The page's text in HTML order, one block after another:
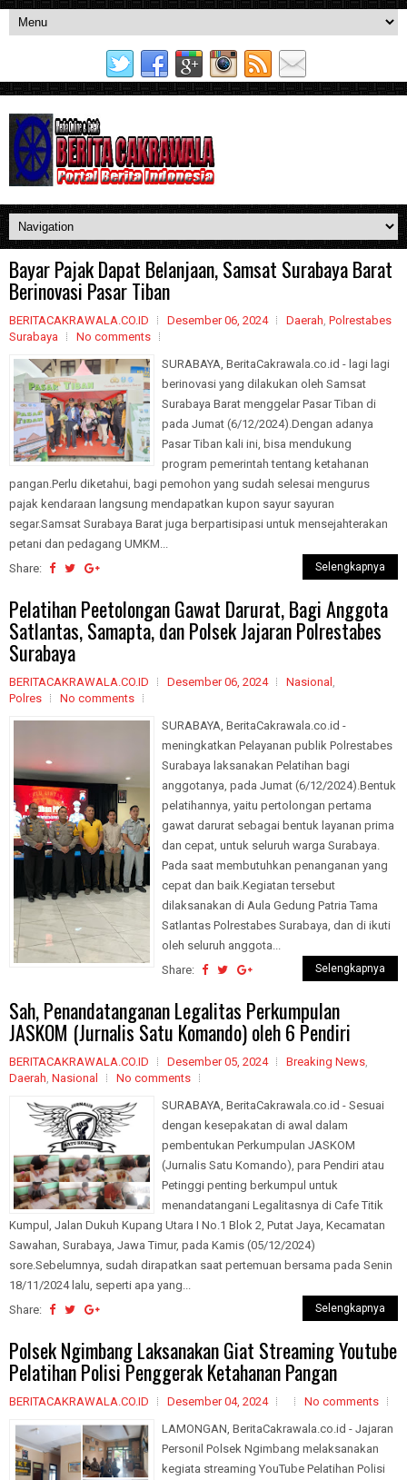
Bayar Pajak Dapat Belanjaan, Samsat Surabaya Barat
Berinovasi Pasar Tiban
BERITACAKRAWALA.CO.ID Desember 06, 2024 Daerah, Polrestabes
Surabaya
No comments
SURABAYA, BeritaCakrawala.co.id - lagi lagi
berinovasi yang dilakukan oleh Samsat
Surabaya Barat menggelar Pasar Tiban di
pada Jumat (6/12/2024).Dengan adanya
Pasar Tiban kali ini, bisa mendukung
program pemerintah tentang ketahanan
pangan.Perlu diketahui, bagi pemohon yang sudah selesai mengurus
pajak kendaraan langsung mendapatkan kupon sayur sayuran
segar.Samsat Surabaya Barat juga berpartisipasi untuk mensejahterakan
petani dan pedagang UMKM...
Share:
Selengkapnya
Pelatihan Peetolongan Gawat Darurat, Bagi Anggota
Satlantas, Samapta, dan Polsek Jajaran Polrestabes
Surabaya
BERITACAKRAWALA.CO.ID Desember 06, 2024 Nasional ,
Polres
No comments
SURABAYA, BeritaCakrawala.co.id -
meningkatkan Pelayanan publik Polrestabes
Surabaya laksanakan Pelatihan bagi
anggotanya, pada Jumat (6/12/2024).Bentuk
pelatihannya, yaitu pertolongan pertama
gawat darurat sebagai bentuk layanan prima
dan cepat, untuk seluruh warga Surabaya.
Pada saat membutuhkan penanganan yang
cepat dan baik.Kegiatan tersebut
dilaksanakan di Aula Gedung Patria Tama
Satlantas Polrestabes Surabaya, dan di ikuti
oleh seluruh anggota...
Share:
Selengkapnya
Sah, Penandatanganan Legalitas Perkumpulan
JASKOM (Jurnalis Satu Komando) oleh 6 Pendiri
BERITACAKRAWALA.CO.ID Desember 05, 2024 Breaking News,
Daerah, Nasional
No comments
SURABAYA, BeritaCakrawala.co.id - Sesuai
dengan kesepakatan di awal dalam
pembentukan Perkumpulan JASKOM
(Jurnalis Satu Komando), para Pendiri atau
Petinggi penting berkumpul untuk
menandatangani Legalitasnya di Cafe Titik
Kumpul, Jalan Dukuh Kupang Utara I No.1 Blok 2, Putat Jaya, Kecamatan
Sawahan, Surabaya, Jawa Timur, pada Kamis (05/12/2024)
sore.Sebelumnya, sudah dirapatkan saat pertemuan bersama pada Senin
18/11/2024 lalu, seperti apa yang...
Share:
Selengkapnya
Polsek Ngimbang Laksanakan Giat Streaming Youtube
Pelatihan Polisi Penggerak Ketahanan Pangan
BERITACAKRAWALA.CO.ID Desember 04, 2024
No comments
LAMONGAN, BeritaCakrawala.co.id - Jajaran
Personil Polsek Ngimbang melaksanakan
kegiata streaming YouTube Pelatihan Polisi